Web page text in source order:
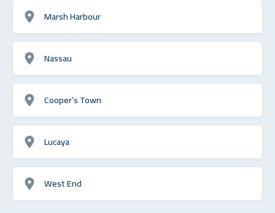
Marsh Harbour
Nassau
Cooper’s Town
Lucaya
West End